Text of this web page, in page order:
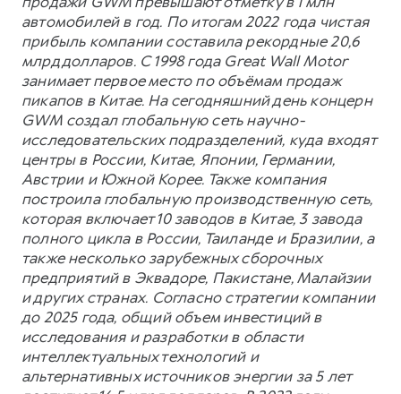
автомобилей в год. По итогам 2022 года чистая
прибыль компании составила рекордные 20,6
млрд долларов. С 1998 года Great Wall Motor
занимает первое место по объёмам продаж
пикапов в Китае. На сегодняшний день концерн
GWM создал глобальную сеть научно-
исследовательских подразделений, куда входят
центры в России, Китае, Японии, Германии,
Австрии и Южной Корее. Также компания
построила глобальную производственную сеть,
которая включает 10 заводов в Китае, 3 завода
полного цикла в России, Таиланде и Бразилии, а
также несколько зарубежных сборочных
предприятий в Эквадоре, Пакистане, Малайзии
и других странах. Согласно стратегии компании
до 2025 года, общий объем инвестиций в
исследования и разработки в области
интеллектуальных технологий и
альтернативных источников энергии за 5 лет